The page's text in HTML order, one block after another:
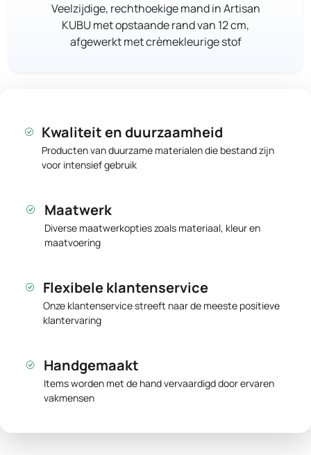
Veelzijdige, rechthoekige mand in Artisan
KUBU met opstaande rand van 12 cm,
afgewerkt met crèmekleurige stof
Kwaliteit en duurzaamheid
Producten van duurzame materialen die bestand zijn
voor intensief gebruik
Maatwerk
Diverse maatwerkopties zoals materiaal, kleur en
maatvoering
Flexibele klantenservice
Onze klantenservice streeft naar de meeste positieve
klantervaring
Handgemaakt
Items worden met de hand vervaardigd door ervaren
vakmensen